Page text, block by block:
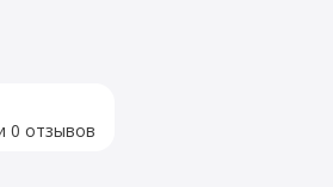
0 отзывов